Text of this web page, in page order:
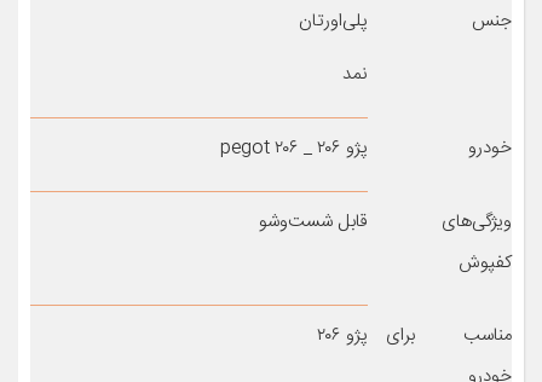
جنس
پلی‌اورتان
نمد
خودرو پژو ۲۰۶ _ pegot ۲۰۶
ویژگی‌های
کفپوش
قابل شست‌وشو
مناسب برای
پژو ۲۰۶